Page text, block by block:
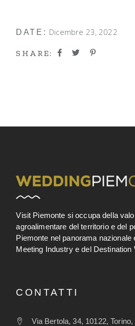
DATE: Dicembre 23, 2022
SHARE:
Visit Piemonte si occupa della
agroalimentare del territorio e del
Piemonte nel panorama nazionale
Meeting Industry e del Destination
CONTATTI
Via Bertola, 34, 10122,